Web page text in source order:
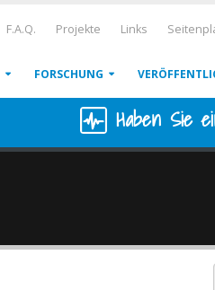
F.A.Q. Projekte Links
FORSCHUNG
Haben Sie